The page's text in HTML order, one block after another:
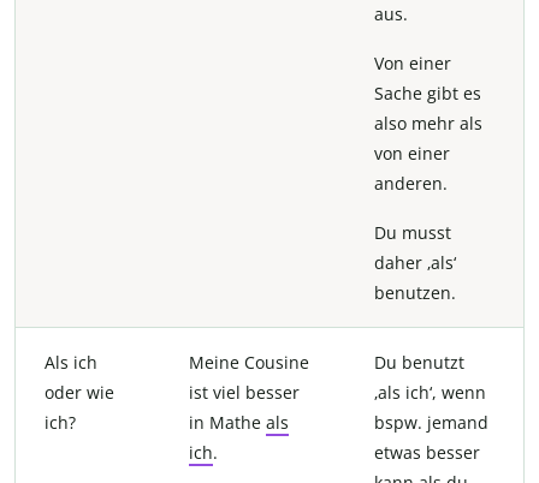
aus.
Von einer
Sache gibt es
also mehr als
von einer
anderen.
Du musst
daher ‚als‘
benutzen.
Als ich
oder wie
ich?
Meine Cousine
ist viel besser
in Mathe als
ich.
Du benutzt
‚als ich‘, wenn
bspw. jemand
etwas besser